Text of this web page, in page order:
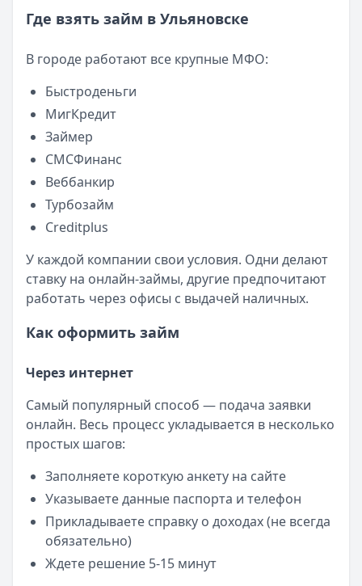
Кратко:
Авторизация через Госуслуги ускоряет
Опубликовано: 23 ноября 2025 г.
Читать новость
Смс о «одобренном займе» от Bigmani Ru: как
Кратко: Пришло СМС об одобрении займа от Bigmani
Опубликовано: 23 ноября 2025 г.
Категория:МФО
Читать новость
Все новости
Где взять займ в Ульяновске
В городе работают все крупные МФО:
Быстроденьги
МигКредит
Займер
СМСФинанс
Веббанкир
Турбозайм
Creditplus
У каждой компании свои условия. Одни делают
ставку на онлайн-займы, другие предпочитают
работать через офисы с выдачей наличных.
Как оформить займ
Через интернет
Самый популярный способ — подача заявки
онлайн. Весь процесс укладывается в несколько
простых шагов:
Заполняете короткую анкету на сайте
Указываете данные паспорта и телефон
Прикладываете справку о доходах (не всегда
обязательно)
Ждете решение 5-15 минут